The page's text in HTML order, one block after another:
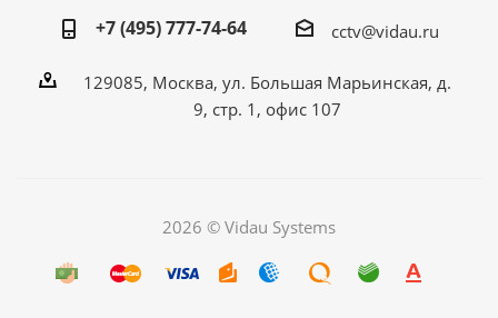
+7 (495) 777-74-64
cctv@vidau.ru
129085, Москва, ул. Большая Марьинская, д.
9, стр. 1, офис 107
2026 © Vidau Systems